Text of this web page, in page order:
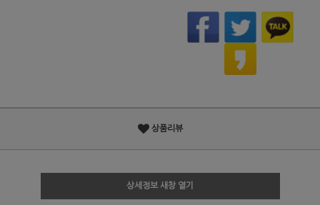
상품리뷰
상세정보 새창 열기